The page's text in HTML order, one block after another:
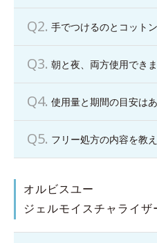
手でつけるのとコット
朝と夜、両方使用でき
使用量と期間の目安は
フリー処方の内容を教
オルビスユー
ジェルモイスチャライザ